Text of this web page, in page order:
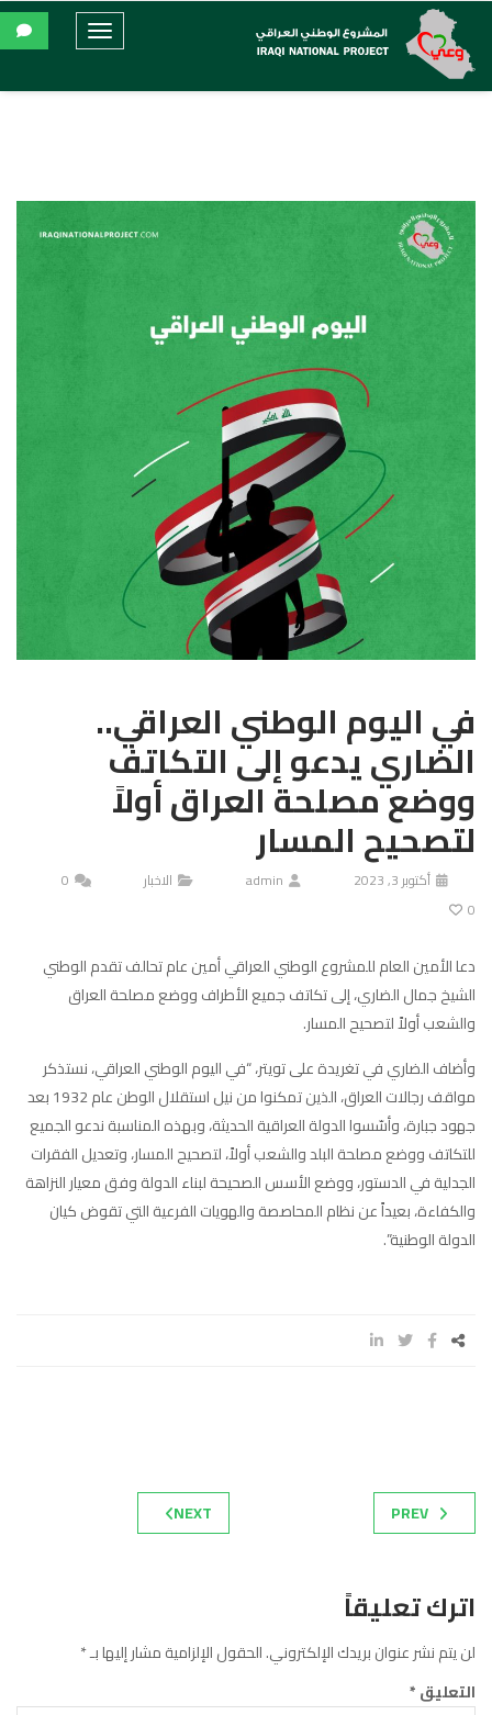
في اليوم الوطني العراقي..
الضاري يدعو إلى التكاتف
ووضع مصلحة العراق أولاً
لتصحيح المسار
أكتوبر 3, 2023 admin الاخبار
0
0
دعا الأمين العام للمشروع الوطني العراقي أمين عام تحالف تقدم الوطني
الشيخ جمال الضاري، إلى تكاتف جميع الأطراف ووضع مصلحة العراق
والشعب أولاً لتصحيح المسار.
وأضاف الضاري في تغريدة على تويتر، “في اليوم الوطني العراقي، نستذكر
مواقف رجالات العراق، الذين تمكنوا من نيل استقلال الوطن عام 1932 بعد
جهود جبارة، وأسّسوا الدولة العراقية الحديثة، وبهذه المناسبة ندعو الجميع
للتكاتف ووضع مصلحة البلد والشعب أولاً، لتصحيح المسار، وتعديل الفقرات
الجدلية في الدستور، ووضع الأسس الصحيحة لبناء الدولة وفق معيار النزاهة
والكفاءة، بعيداً عن نظام المحاصصة والهويات الفرعية التي تقوض كيان
الدولة الوطنية”.
PREV
NEXT
اترك تعليقاً
لن يتم نشر عنوان بريدك الإلكتروني.الحقول الإلزامية مشار إليها بـ*
التعليق*